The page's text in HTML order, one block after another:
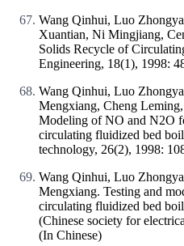
Wang Qinhui, Luo
Xuantian, Ni Mingjiang,
Solids Recycle of
Engineering, 18(1), 1998:
Wang Qinhui, Luo
Mengxiang, Cheng
Modeling of NO and N2O
circulating fluidized bed
technology, 26(2), 1998:
Wang Qinhui, Luo
Mengxiang. Testing and
circulating fluidized bed
(Chinese society for
(In Chinese)